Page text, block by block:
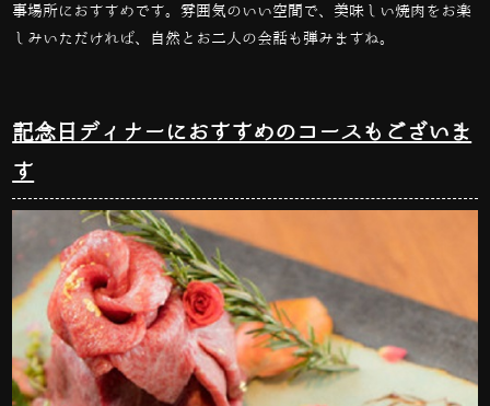
事場所におすすめです。雰囲気のいい空間で、美味しい焼肉をお楽
しみいただければ、自然とお二人の会話も弾みますね。
記念日ディナーにおすすめのコースもございま
す